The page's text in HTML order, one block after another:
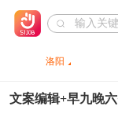
洛阳
文案编辑+早九晚